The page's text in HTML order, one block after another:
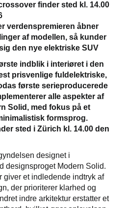
finder sted kl. 14.00
verdenspremieren åbner
af modellen, så kunder
den nye elektriske SUV
indblik i interiøret i den
prisvenlige fuldelektriske,
første serieproducerede
alle aspekter af
Solid, med fokus på et
formsprog.
sted i Zürich kl. 14.00 den
designet i
designsproget Modern Solid.
giver et indledende indtryk af
der prioriterer klarhed og
indre arkitektur erstatter et